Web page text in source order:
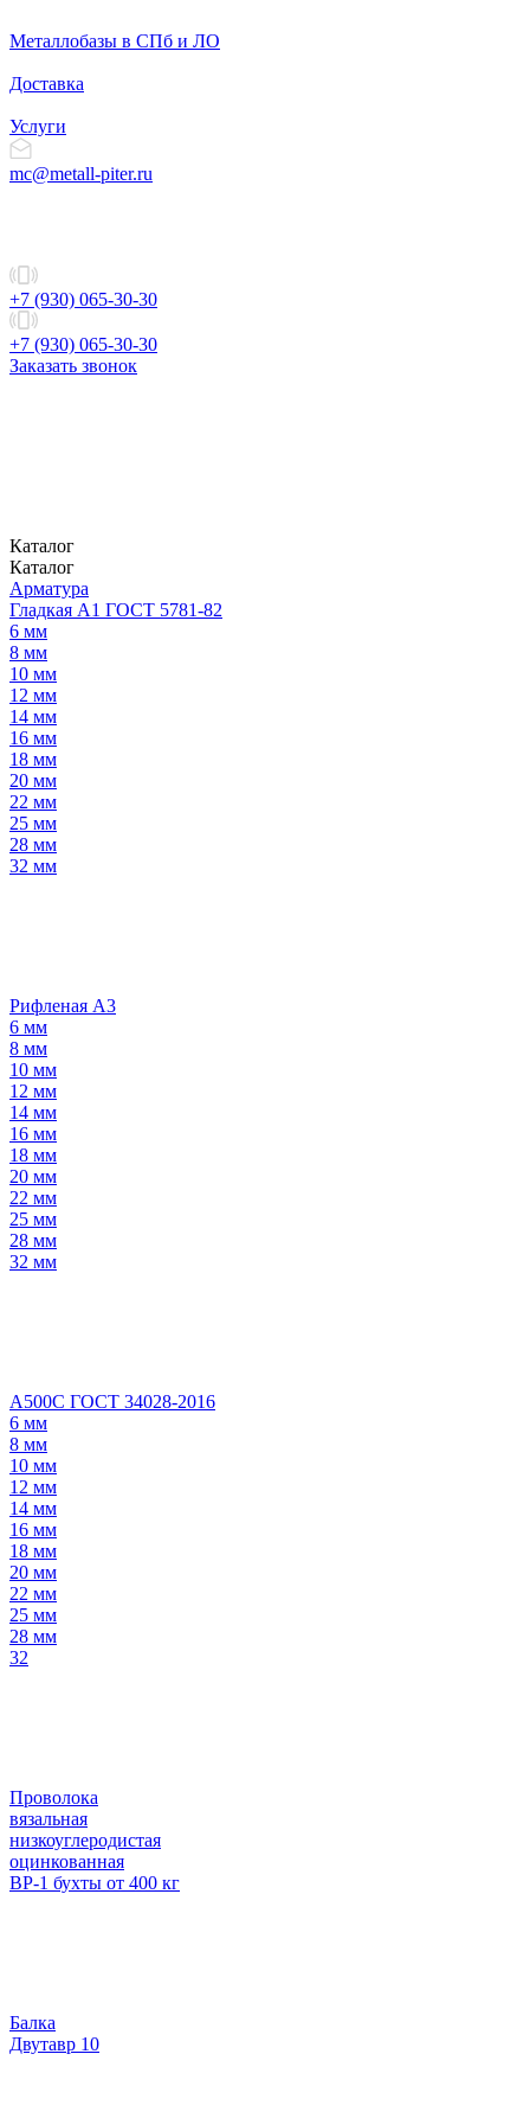
Металлобазы в СПб и ЛО
Доставка
Услуги
mc@metall-piter.ru
+7 (930) 065-30-30
+7 (930) 065-30-30
Заказать звонок
Каталог
Каталог
Арматура
Гладкая А1 ГОСТ 5781-82
6 мм
8 мм
10 мм
12 мм
14 мм
16 мм
18 мм
20 мм
22 мм
25 мм
28 мм
32 мм
Рифленая А3
6 мм
8 мм
10 мм
12 мм
14 мм
16 мм
18 мм
20 мм
22 мм
25 мм
28 мм
32 мм
А500С ГОСТ 34028-2016
6 мм
8 мм
10 мм
12 мм
14 мм
16 мм
18 мм
20 мм
22 мм
25 мм
28 мм
32
Проволока
вязальная
низкоуглеродистая
оцинкованная
ВР-1 бухты от 400 кг
Балка
Двутавр 10